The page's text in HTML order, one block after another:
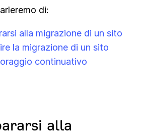
di:
alla migrazione di un sito
la migrazione di un sito
continuativo
alla